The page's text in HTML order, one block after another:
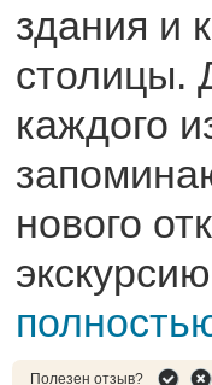
здания и
столицы.
каждого
нового
Полезен отзыв?